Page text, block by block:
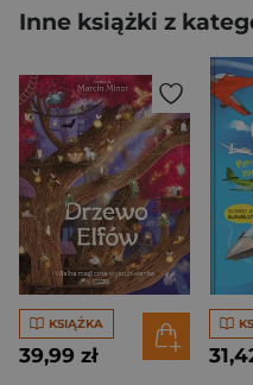
Inne książki z
KSIĄŻKA
39,99 zł